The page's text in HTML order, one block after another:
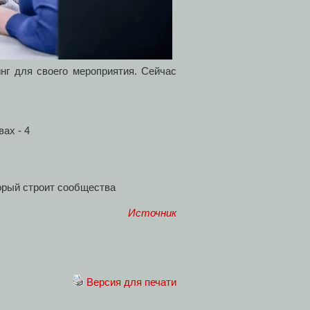
для своего мероприятия. Сейчас
строит сообщества
Источник
Версия для печати